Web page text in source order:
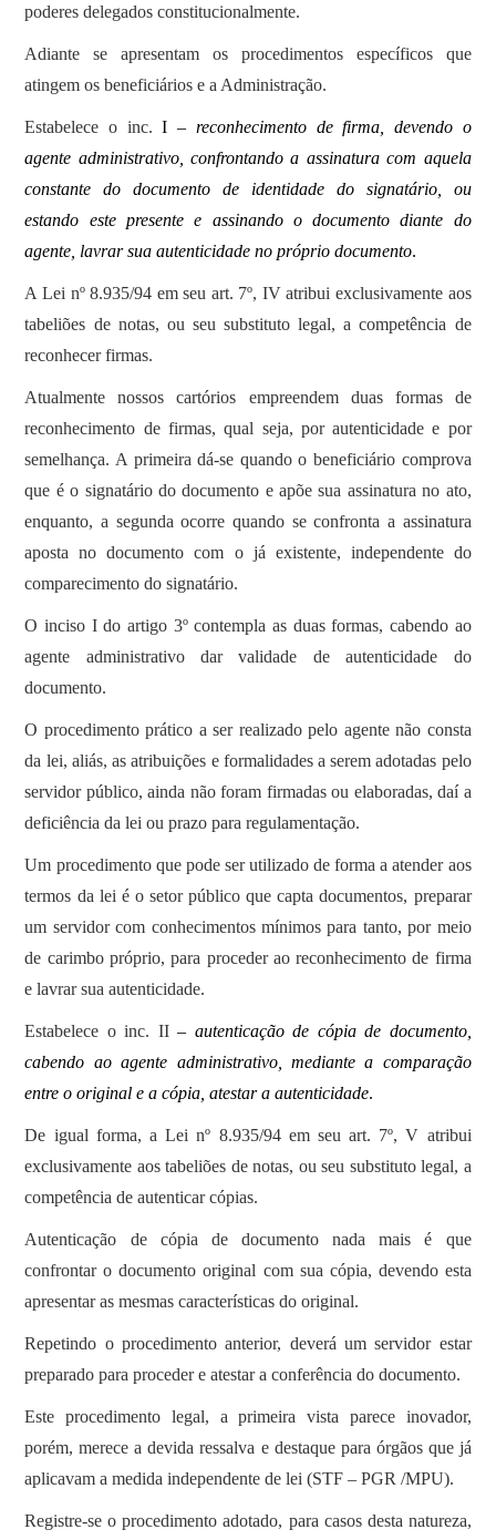
poderes delegados constitucionalmente.
Adiante se apresentam os procedimentos específicos que
atingem os beneficiários e a Administração.
Estabelece o inc.I – reconhecimento de firma, devendo o
agente administrativo, confrontando a assinatura com aquela
constante do documento de identidade do signatário, ou
estando este presente e assinando o documento diante do
agente, lavrar sua autenticidade no próprio documento.
A Lei nº 8.935/94 em seu art. 7º, IV atribui exclusivamente aos
tabeliões de notas, ou seu substituto legal, a competência de
reconhecer firmas.
Atualmente nossos cartórios empreendem duas formas de
reconhecimento de firmas, qual seja, por autenticidade e por
semelhança. A primeira dá-se quando o beneficiário comprova
que é o signatário do documento e apõe sua assinatura no ato,
enquanto, a segunda ocorre quando se confronta a assinatura
aposta no documento com o já existente, independente do
comparecimento do signatário.
O inciso I do artigo 3º contempla as duas formas, cabendo ao
agente administrativo dar validade de autenticidade do
documento.
O procedimento prático a ser realizado pelo agente não consta
da lei, aliás, as atribuições e formalidades a serem adotadas pelo
servidor público, ainda não foram firmadas ou elaboradas, daí a
deficiência da lei ou prazo para regulamentação.
Um procedimento que pode ser utilizado de forma a atender aos
termos da lei é o setor público que capta documentos, preparar
um servidor com conhecimentos mínimos para tanto, por meio
de carimbo próprio, para proceder ao reconhecimento de firma
e lavrar sua autenticidade.
Estabelece o inc. II– autenticação de cópia de documento,
cabendo ao agente administrativo, mediante a comparação
entre o original e a cópia, atestar a autenticidade.
De igual forma, a Lei nº 8.935/94 em seu art. 7º, V atribui
exclusivamente aos tabeliões de notas, ou seu substituto legal, a
competência de autenticar cópias.
Autenticação de cópia de documento nada mais é que
confrontar o documento original com sua cópia, devendo esta
apresentar as mesmas características do original.
Repetindo o procedimento anterior, deverá um servidor estar
preparado para proceder e atestar a conferência do documento.
Este procedimento legal, a primeira vista parece inovador,
porém, merece a devida ressalva e destaque para órgãos que já
aplicavam a medida independente de lei (STF – PGR /MPU).
Registre-se o procedimento adotado, para casos desta natureza,